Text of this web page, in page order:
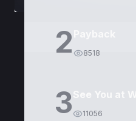
2 8518
3See You at
11056